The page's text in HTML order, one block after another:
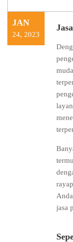
JAN
24, 2023
jasa